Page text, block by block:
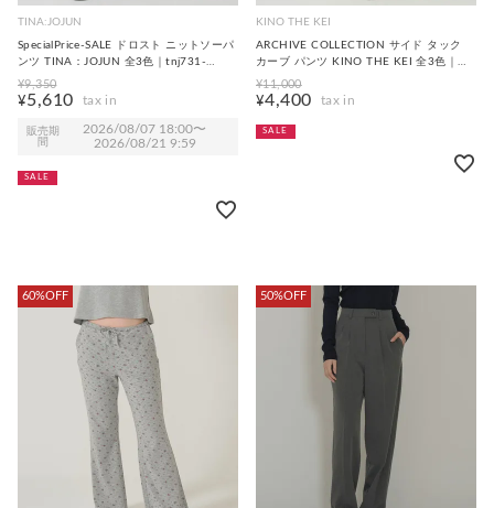
TINA:JOJUN
SpecialPrice-SALE ドロスト ニットソーパ
ンツ TINA：JOJUN 全3色｜tnj731-
0669【7】
¥9,350
¥5,610
販売期
間
2026/08/07 18:00〜
2026/08/21 9:59
SALE
KINO THE KEI
ARCHIVE COLLECTION サイド タック
カーブ パンツ KINO THE KEI 全3色｜
ktk731-0107【1】
¥11,000
¥4,400
SALE
60%OFF 50%OFF